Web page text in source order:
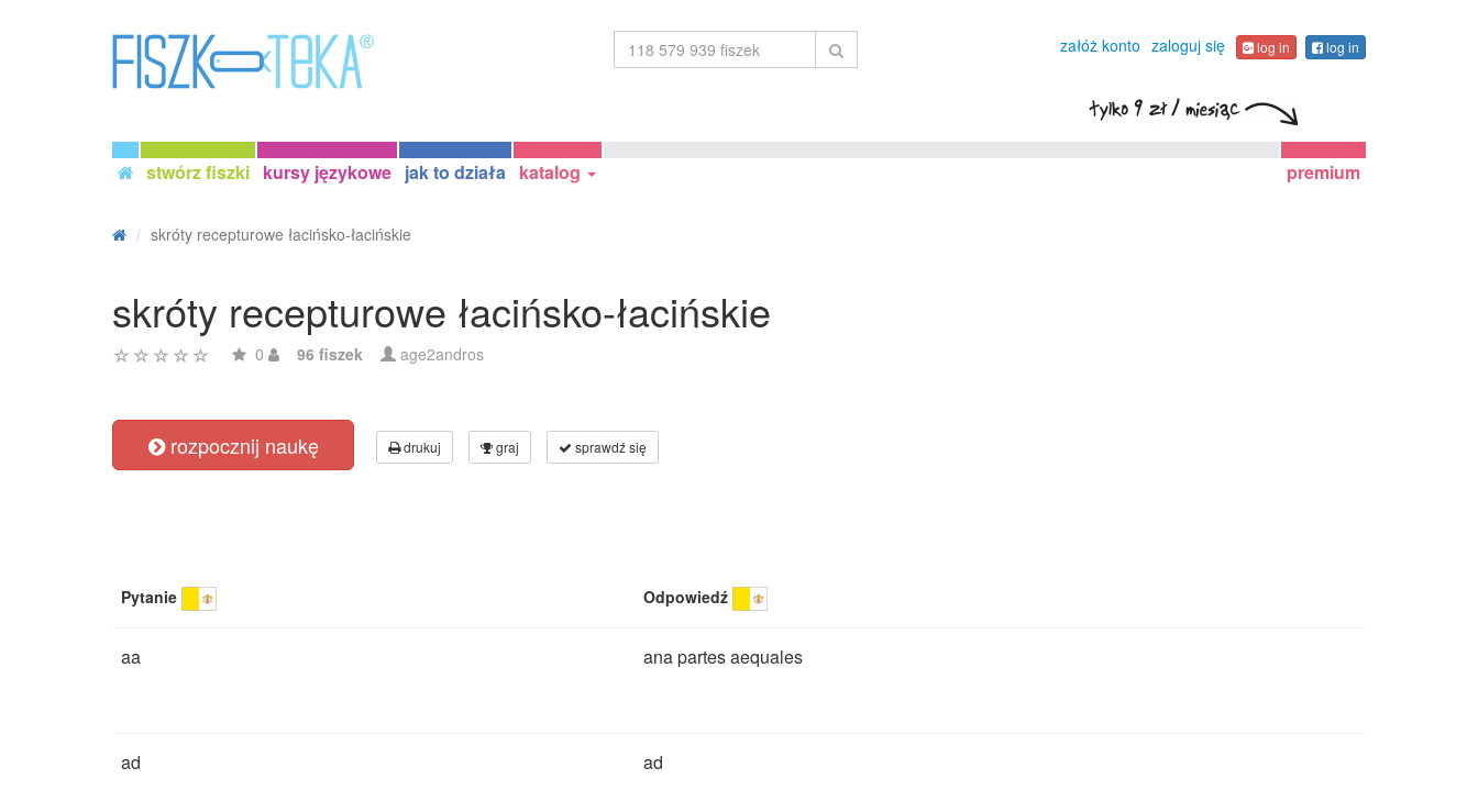
załóż konto zaloguj się log in log in
stwórz fiszki kursy językowe jak to działa katalog premium
skróty recepturowe łacińsko-łacińskie
skróty recepturowe łacińsko-łacińskie
0 96 fiszek age2andros
rozpocznij naukę drukuj graj sprawdź się
Pytanie Odpowiedź
aa ana partes aequales
ad ad